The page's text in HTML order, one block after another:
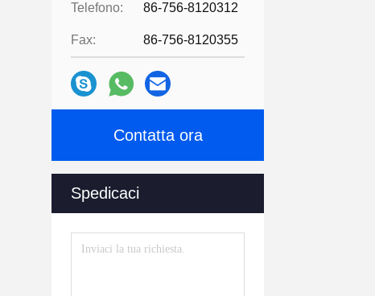
Telefono: 86-756-8120312
Fax: 86-756-8120355
Contatta ora
Spedicaci